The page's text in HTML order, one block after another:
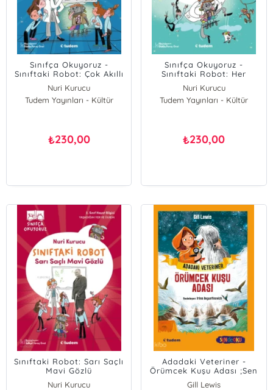
Sınıfça Okuyoruz -
Sınıftaki Robot: Çok Akıllı
Nuri Kurucu
Tudem Yayınları - Kültür
₺230,00
Sınıfça Okuyoruz -
Sınıftaki Robot: Her
Nuri Kurucu
Tudem Yayınları - Kültür
₺230,00
Sınıftaki Robot: Sarı Saçlı
Mavi Gözlü
Nuri Kurucu
Adadaki Veteriner -
Örümcek Kuşu Adası ;Sen
de Oku Serisi
Gill Lewis